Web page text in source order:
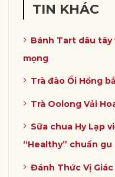
TIN KHÁC
Bánh Tart dâu tây
mọng
Trà đào Ổi Hồng
Trà Oolong Vải
Sữa chua Hy Lạp
“Healthy” chuẩn gu
Đánh Thức Vị